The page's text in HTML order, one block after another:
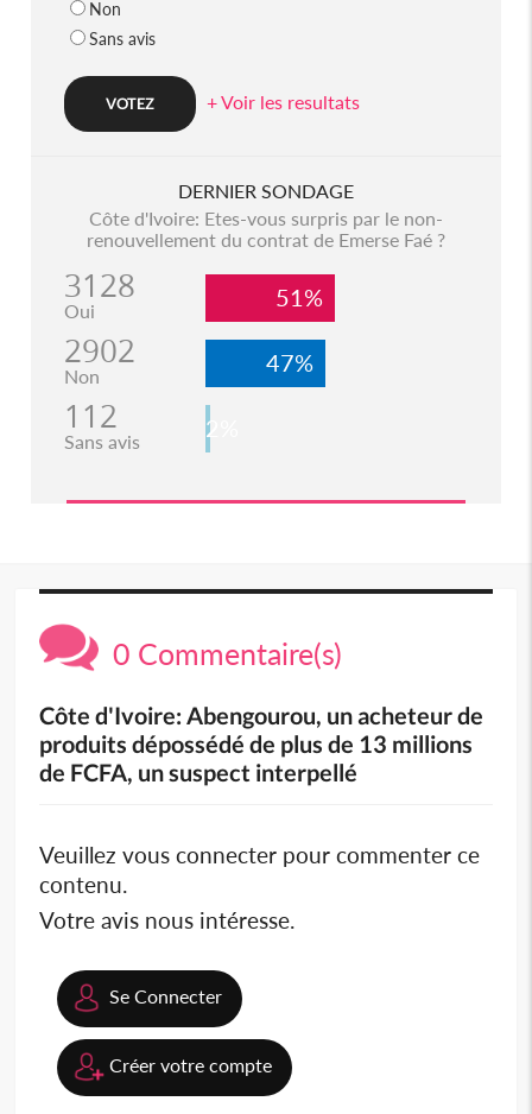
Non
Sans avis
+ Voir les resultats
DERNIER SONDAGE
Côte d'Ivoire: Etes-vous surpris par le non-
renouvellement du contrat de Emerse Faé ?
3128
Oui 51%
2902
Non 47%
112
Sans avis 2%
0 Commentaire(s)
Côte d'Ivoire: Abengourou, un acheteur de
produits dépossédé de plus de 13 millions
de FCFA, un suspect interpellé
Veuillez vous connecter pour commenter ce
contenu.
Votre avis nous intéresse.
Se Connecter
Créer votre compte